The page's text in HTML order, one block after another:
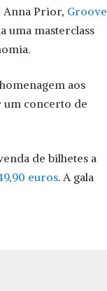
Anna Prior, Groove
uma masterclass
aos
um concerto de
de bilhetes a
euros. A gala